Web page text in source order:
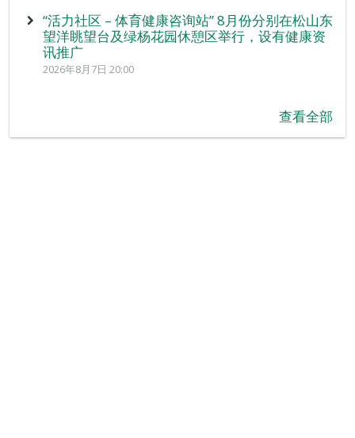
“活力社区 – 体育健康咨询站” 8月份分别在松山东
望洋眺望台及绿杨花园休憩区举行，设有健康资
讯推广
2026年8月7日 20:00
查看全部